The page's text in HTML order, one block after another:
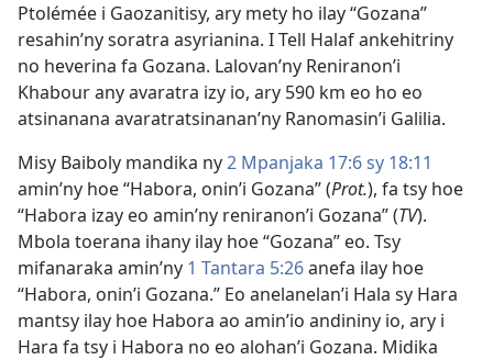
Ptolémée i Gaozanitisy, ary mety ho ilay “Gozana”
resahin’ny soratra asyrianina. I Tell Halaf ankehitriny
no heverina fa Gozana. Lalovan’ny Reniranon’i
Khabour any avaratra izy io, ary 590 km eo ho eo
atsinanana avaratratsinanan’ny Ranomasin’i Galilia.
Misy Baiboly mandika ny2 Mpanjaka 17:6 sy 18:11
amin’ny hoe “Habora, onin’i Gozana” (Prot.), fa tsy hoe
“Habora izay eo amin’ny reniranon’i Gozana” (TV).
Mbola toerana ihany ilay hoe “Gozana” eo. Tsy
mifanaraka amin’ny 1 Tantara 5:26anefa ilay hoe
“Habora, onin’i Gozana.” Eo anelanelan’i Hala sy Hara
mantsy ilay hoe Habora ao amin’io andininy io, ary i
Hara fa tsy i Habora no eo alohan’i Gozana. Midika